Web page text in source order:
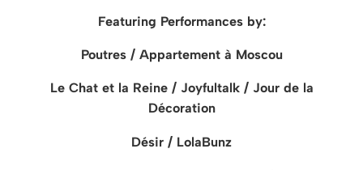
Featuring Performances by:
Poutres / Appartement à Moscou
Le Chat et la Reine / Joyfultalk / Jour de la
Décoration
Désir / LolaBunz